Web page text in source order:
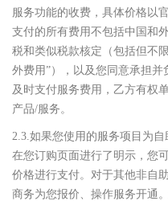
服务功能的收费，具体价格以
支付的所有费用不包括中国和
税和类似税款核定（包括但不
外费用”），以及您同意承担
及时支付服务费用，乙方有权
产品/服务。
2.3.如果您使用的服务项目为
在您订购页面进行了明示，您
价格进行支付。对于其他非自
商务为您报价、操作服务开通